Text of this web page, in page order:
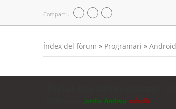
Compartiu
Índex del fòrum » Programari » Android
jordis Andreu cubells